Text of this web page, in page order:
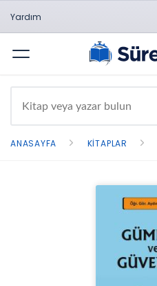
Yardım
Menü
ANASAYFA KITAPLAR